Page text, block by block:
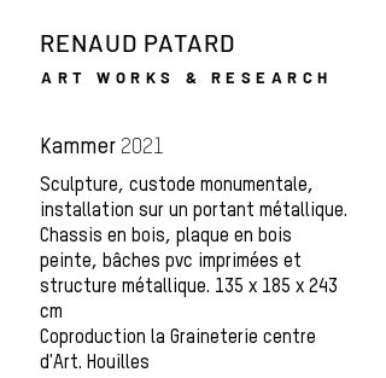
RENAUD PATARD
ART WORKS & RESEARCH
Kammer 2021
Sculpture, custode monumentale,
installation sur un portant métallique.
Chassis en bois, plaque en bois
peinte, bâches pvc imprimées et
structure métallique. 135 x 185 x 243
cm
Coproduction la Graineterie centre
d'Art. Houilles